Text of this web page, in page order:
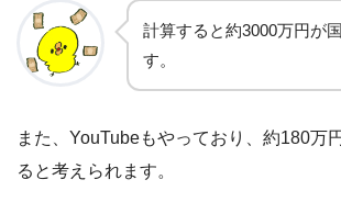
計算すると約3000万円が
す。
また、YouTubeもやっており、約180万
ると考えられます。